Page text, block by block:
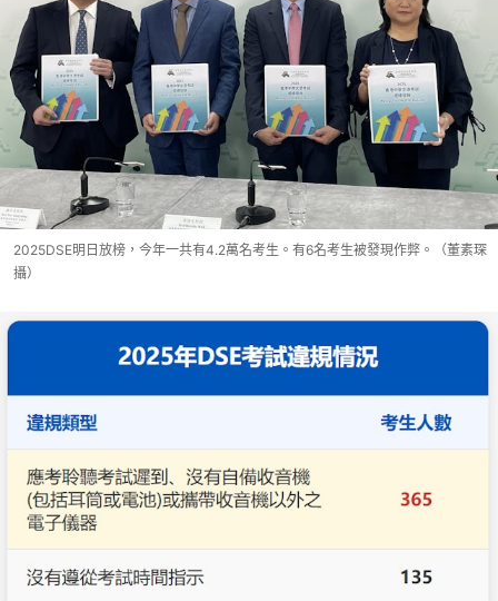
2025DSE明日放榜，今年一共有4.2萬名考生。有6名考生被發現作弊。（董素琛
攝）